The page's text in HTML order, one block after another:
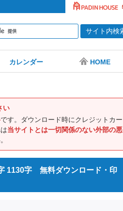
カレンダー HOME
い
です。ダウンロード時にクレジットカー
当サイトとは一切関係のない外部の悪
1130字 無料ダウンロード・印